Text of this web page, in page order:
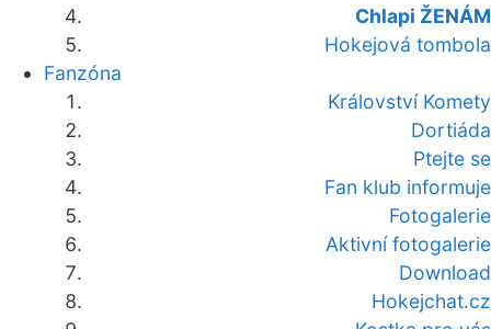
Chlapi ŽENÁM
Hokejová tombola
Fanzóna
Království Komety
Dortiáda
Ptejte se
Fan klub informuje
Fotogalerie
Aktivní fotogalerie
Download
Hokejchat.cz